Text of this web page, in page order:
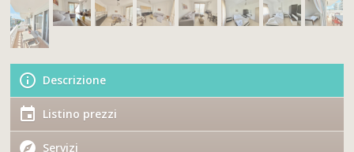
Descrizione
Listino prezzi
Servizi